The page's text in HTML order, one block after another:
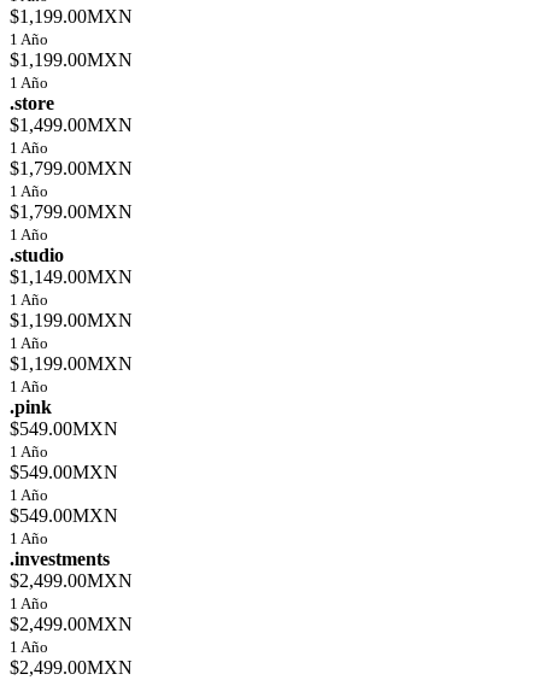
$1,199.00MXN
1 Año
$1,199.00MXN
1 Año
.store
$1,499.00MXN
1 Año
$1,799.00MXN
1 Año
$1,799.00MXN
1 Año
.studio
$1,149.00MXN
1 Año
$1,199.00MXN
1 Año
$1,199.00MXN
1 Año
.pink
$549.00MXN
1 Año
$549.00MXN
1 Año
$549.00MXN
1 Año
.investments
$2,499.00MXN
1 Año
$2,499.00MXN
1 Año
$2,499.00MXN